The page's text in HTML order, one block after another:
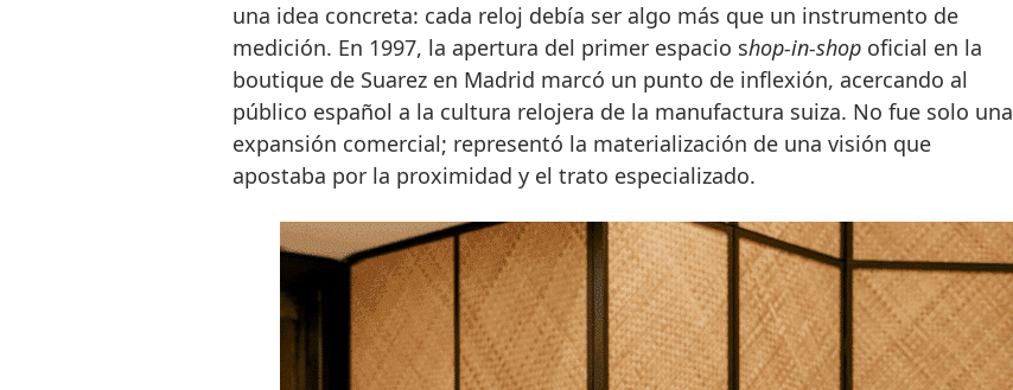
una idea concreta: cada reloj debía ser algo más que un instrumento de
medición. En 1997, la apertura del primer espacio shop-in-shopoficial en la
boutique de Suarez en Madrid marcó un punto de inflexión, acercando al
público español a la cultura relojera de la manufactura suiza. No fue solo una
expansión comercial; representó la materialización de una visión que
apostaba por la proximidad y el trato especializado.